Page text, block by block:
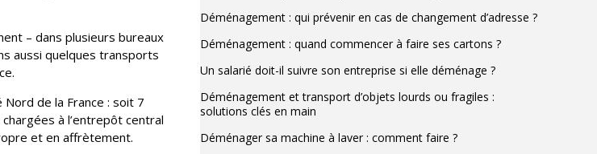
– dans plusieurs bureaux
aussi quelques transports
de la France : soit 7
à l’entrepôt central
et en affrètement.
Déménagement : qui prévenir en cas de changement d’adresse ?
Déménagement : quand commencer à faire ses cartons ?
Un salarié doit-il suivre son entreprise si elle déménage ?
Déménagement et transport d’objets lourds ou fragiles :
solutions clés en main
Déménager sa machine à laver : comment faire ?